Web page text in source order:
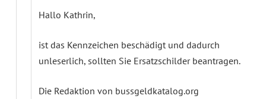
Hallo Kathrin,
ist das Kennzeichen beschädigt und dadurch
unleserlich, sollten Sie Ersatzschilder beantragen.
Die Redaktion von bussgeldkatalog.org